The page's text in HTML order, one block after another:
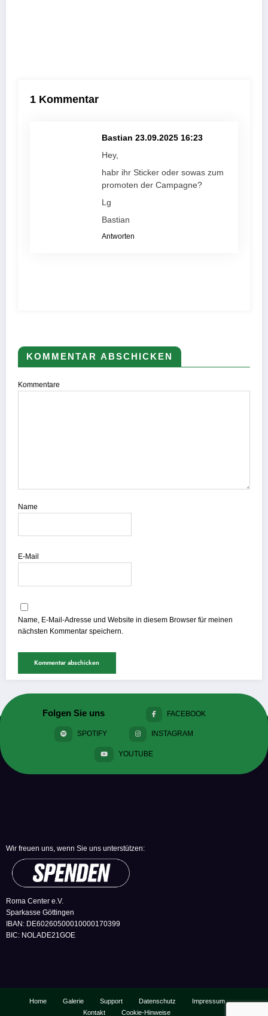
1 Kommentar
Bastian 23.09.2025 16:23
Hey,
habr ihr Sticker oder sowas zum
promoten der Campagne?
Lg
Bastian
Antworten
KOMMENTAR ABSCHICKEN
Kommentare
Name
E-Mail
Name, E-Mail-Adresse und Website in diesem Browser für meinen
nächsten Kommentar speichern.
Folgen Sie uns FACEBOOK
SPOTIFY INSTAGRAM
YOUTUBE
Wir freuen uns, wenn Sie uns unterstützen:
Roma Center e.V.
Sparkasse Göttingen
IBAN: DE60260500010000170399
BIC: NOLADE21GOE
Home Galerie Support Datenschutz
Impressum
Kontakt
Cookie-Hinweise